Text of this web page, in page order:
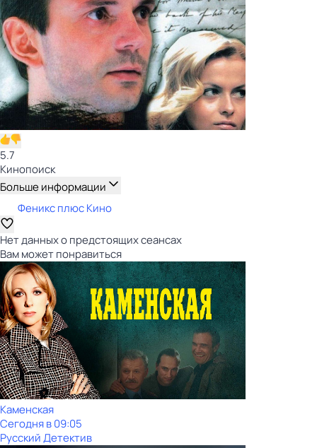
5.7
Кинопоиск
Больше информации
Феникс плюс Кино
Нет данных о предстоящих сеансах
Вам может понравиться
Каменская
Сегодня в 09:05
Русский Детектив